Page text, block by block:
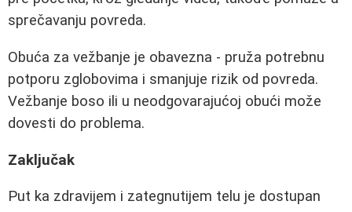
sprečavanju povreda.
Obuća za vežbanje je obavezna - pruža potrebnu
potporu zglobovima i smanjuje rizik od povreda.
Vežbanje boso ili u neodgovarajućoj obući može
dovesti do problema.
Zaključak
Put ka zdravijem i zategnutijem telu je dostupan